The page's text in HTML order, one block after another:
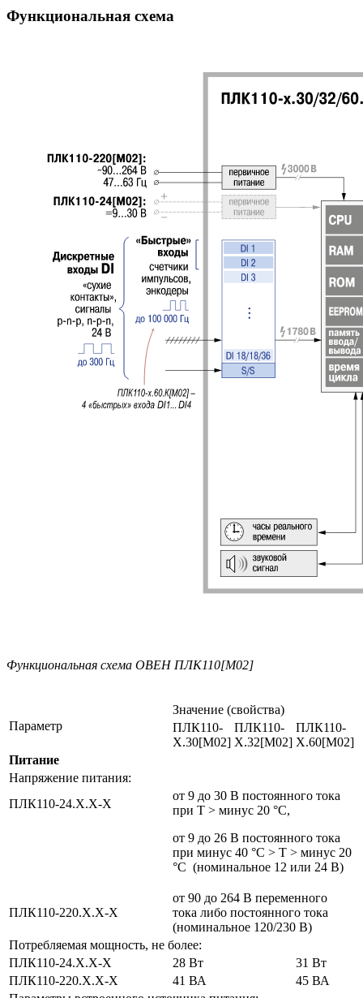
Функциональная схема
Функциональная схема ОВЕН ПЛК110[M02]
Параметр
Значение (свойства)
ПЛК110-
Х.30[М02]
ПЛК110-
Х.32[М02]
ПЛК110-
Х.60[М02]
Питание
Напряжение питания:
ПЛК110-24.Х.Х-Х
от 9 до 30 В постоянного тока
при Т > минус 20 °С,
от 9 до 26 В постоянного тока
при минус 40 °С > Т > минус 20
°С (номинальное 12 или 24 В)
ПЛК110-220.Х.Х-Х
от 90 до 264 В переменного
тока либо постоянного тока
(номинальное 120/230 В)
Потребляемая мощность, не более:
ПЛК110-24.Х.Х-Х
28 Вт
31 Вт
ПЛК110-220.Х.Х-Х
41 ВА
45 ВА